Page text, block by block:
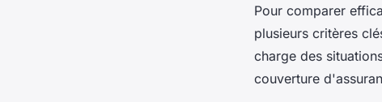
Pour comparer
plusieurs critères
charge des
couverture